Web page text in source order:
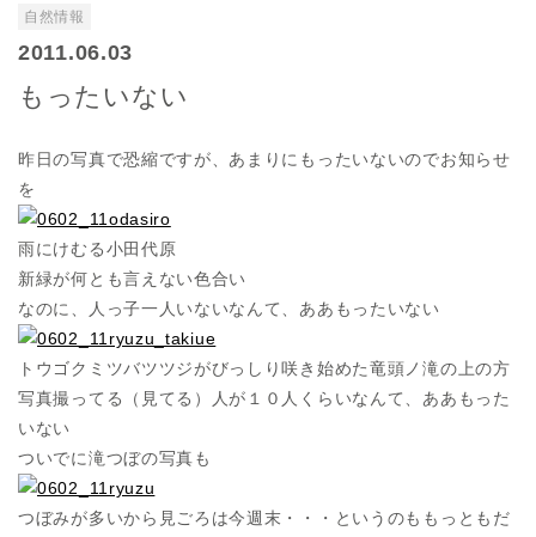
自然情報
2011.06.03
もったいない
昨日の写真で恐縮ですが、あまりにもったいないのでお知らせ
を
雨にけむる小田代原
新緑が何とも言えない色合い
なのに、人っ子一人いないなんて、ああもったいない
トウゴクミツバツツジがびっしり咲き始めた竜頭ノ滝の上の方
写真撮ってる（見てる）人が１０人くらいなんて、ああもった
いない
ついでに滝つぼの写真も
つぼみが多いから見ごろは今週末・・・というのももっともだ